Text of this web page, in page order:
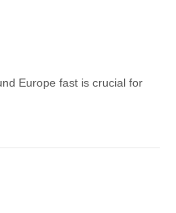
Europe fast is crucial for